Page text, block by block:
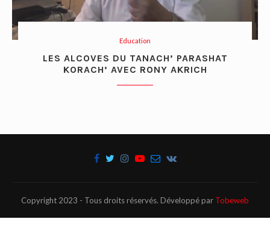
Education
LES ALCOVES DU TANACH’ PARASHAT
KORACH’ AVEC RONY AKRICH
Copyright 2023 - Tous droits réservés. Développé par Tobeweb